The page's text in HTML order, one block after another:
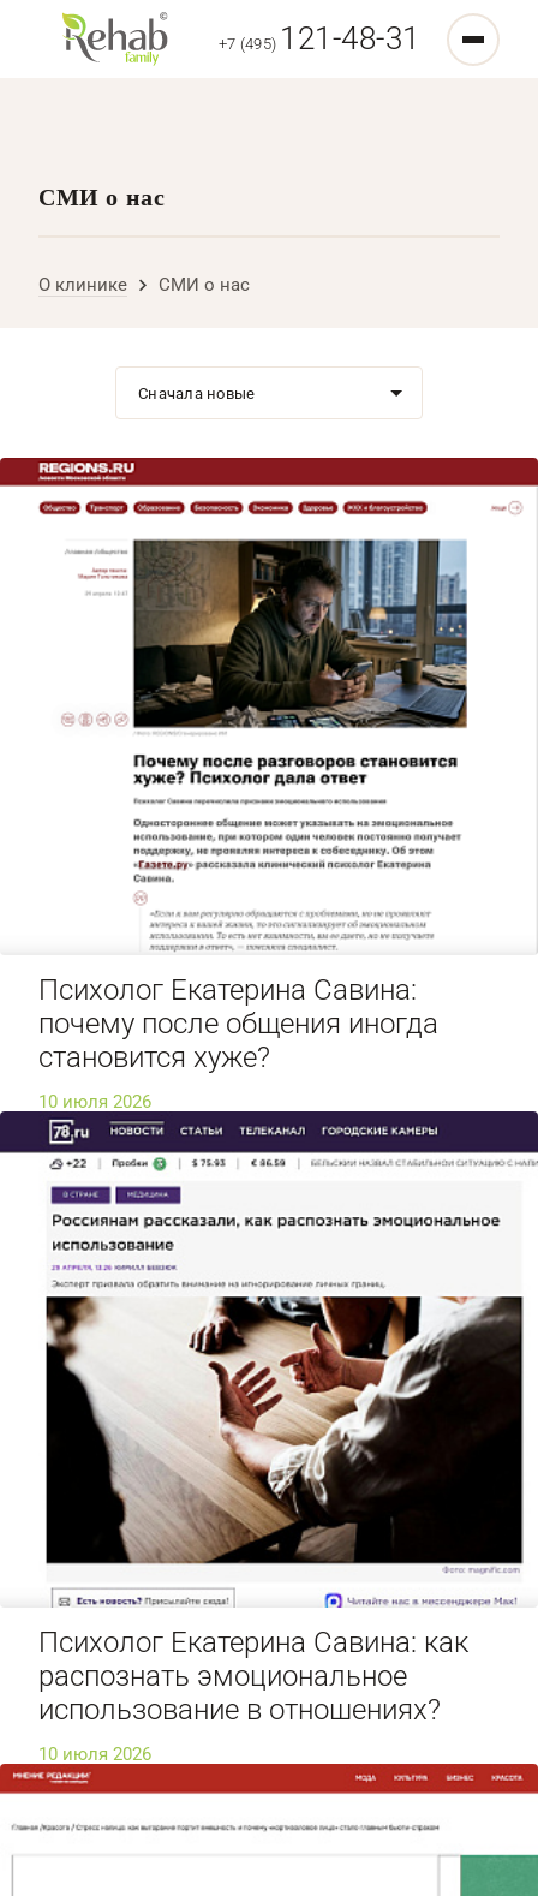
+7 (495) 121-48-31
СМИ о нас
О клинике СМИ о нас
Психолог Екатерина Савина:
почему после общения иногда
становится хуже?
10 июля 2026
Психолог Екатерина Савина: как
распознать эмоциональное
использование в отношениях?
10 июля 2026